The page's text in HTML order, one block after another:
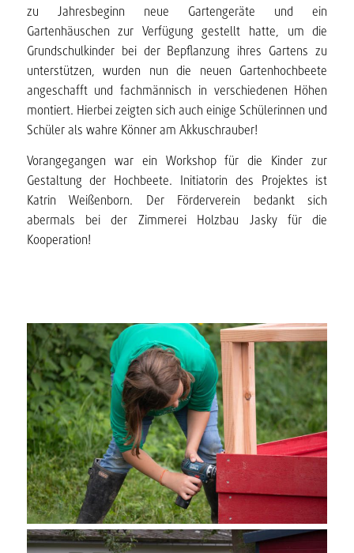
zu Jahresbeginn neue Gartengeräte und ein
Gartenhäuschen zur Verfügung gestellt hatte, um die
Grundschulkinder bei der Bepflanzung ihres Gartens zu
unterstützen, wurden nun die neuen Gartenhochbeete
angeschafft und fachmännisch in verschiedenen Höhen
montiert. Hierbei zeigten sich auch einige Schülerinnen und
Schüler als wahre Könner am Akkuschrauber!
Vorangegangen war ein Workshop für die Kinder zur
Gestaltung der Hochbeete. Initiatorin des Projektes ist
Katrin Weißenborn. Der Förderverein bedankt sich
abermals bei der Zimmerei Holzbau Jasky für die
Kooperation!